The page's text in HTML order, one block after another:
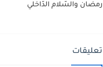
رمضان والسّلام الدّاخلي
تعليقات